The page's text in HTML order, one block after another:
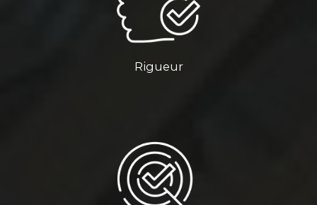
Rigueur